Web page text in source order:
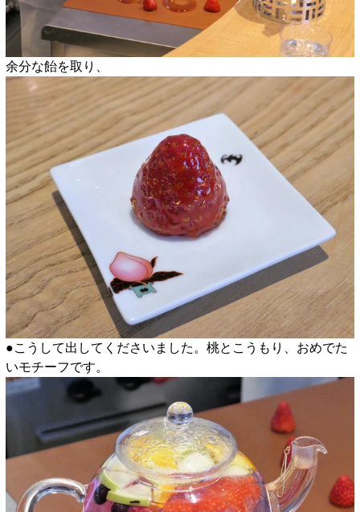
余分な飴を取り、
●こうして出してくださいました。桃とこうもり、おめでた
いモチーフです。